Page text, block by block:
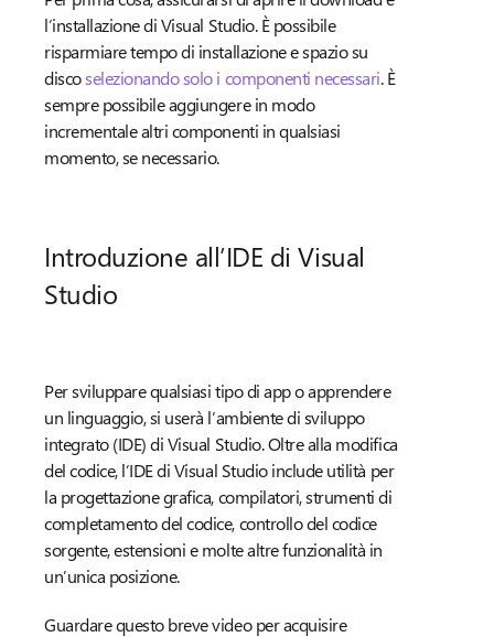
l’installazione di Visual Studio. È possibile
risparmiare tempo di installazione e spazio su
discoselezionando solo i componenti necessari. È
sempre possibile aggiungere in modo
incrementale altri componenti in qualsiasi
momento, se necessario.
Introduzione all’IDE di Visual
Studio
Per sviluppare qualsiasi tipo di app o apprendere
un linguaggio, si userà l’ambiente di sviluppo
integrato (IDE) di Visual Studio. Oltre alla modifica
del codice, l’IDE di Visual Studio include utilità per
la progettazione grafica, compilatori, strumenti di
completamento del codice, controllo del codice
sorgente, estensioni e molte altre funzionalità in
un’unica posizione.
Guardare questo breve video per acquisire